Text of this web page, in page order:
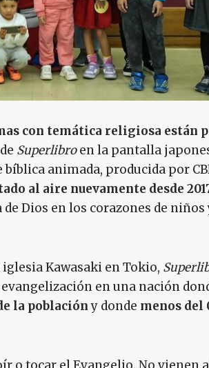
con temática religiosa están
Superlibroen la pantalla
animada, producida por
al aire nuevamente desde
de Dios en los corazones de
iglesia Kawasaki en Tokio,
en una nación
la poblacióny donde menos del